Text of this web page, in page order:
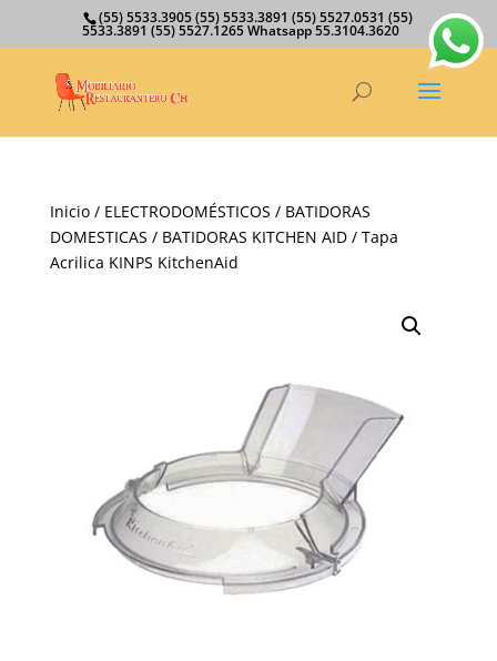
(55) 5533.3905 (55) 5533.3891 (55) 5527.0531 (55)
5533.3891 (55) 5527.1265 Whatsapp 55.3104.3620
Inicio/ ELECTRODOMÉSTICOS / BATIDORAS
DOMESTICAS / BATIDORAS KITCHEN AID/ Tapa
Acrilica KINPS KitchenAid